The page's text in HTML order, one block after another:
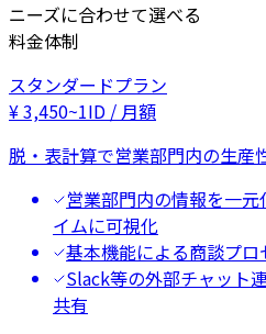
ニーズに合わせて選べる
料金体制
スタンダードプラン
¥3,450~1ID / 月額
脱・表計算で営業部門内の生産
営業部門内の情報を一
イムに可視化
基本機能による商談プ
Slack等の外部チャット
共有